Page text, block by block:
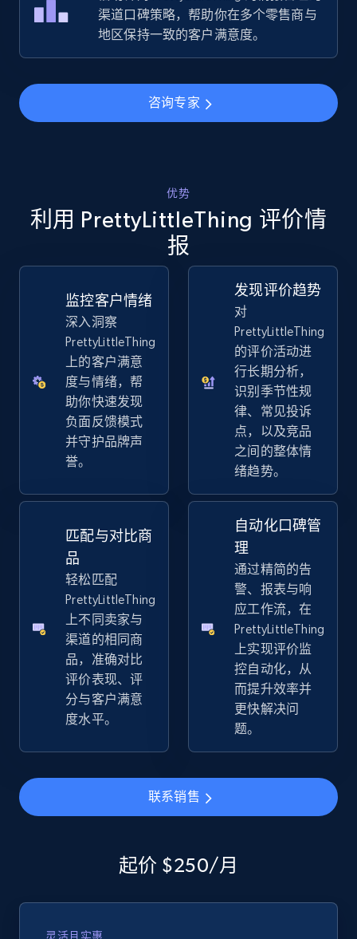
TikTok Shop - Collect TikTok shop products
URL, Title, Available, Description, Currency, Initial
price, Final price, Discount percent, and more.
TikTok Shop - discover records by shop url
URL, Title, Available, Description, Currency, Initial
price, Final price, Discount percent, and more.
5.4K+ 立即开始
Amazon sellers info
Seller id, URL, Seller name, Description, Detailed
info, Stars, Feedbacks, Return policy, and more.
2.5K+ 378+ 立即开始
eBay
URL, Product id, Title, Seller name, Seller rating,
Seller reviews, Breadcrumbs, Root category, and
more.
2.5K+ 359+ 立即开始
eBay - Gather data on products using
URL, Product id, Title, Seller name, Seller rating,
Seller reviews, Breadcrumbs, Root category, and
359+
渠道口碑策略，帮助你在多个零售商与
地区保持一致的客户满意度。
咨询专家
优势
利用 PrettyLittleThing 评价情
报
监控客户情绪
深入洞察
PrettyLittleThing
上的客户满意
度与情绪，帮
助你快速发现
负面反馈模式
并守护品牌声
誉。
发现评价趋势
对
PrettyLittleThing
的评价活动进
行长期分析，
识别季节性规
律、常见投诉
点，以及竞品
之间的整体情
绪趋势。
匹配与对比商
品
轻松匹配
PrettyLittleThing
上不同卖家与
渠道的相同商
品，准确对比
评价表现、评
分与客户满意
度水平。
自动化口碑管
理
通过精简的告
警、报表与响
应工作流，在
PrettyLittleThing
上实现评价监
控自动化，从
而提升效率并
更快解决问
题。
联系销售
起价 $250/月
灵活且实惠